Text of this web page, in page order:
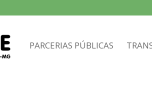
PARCERIAS PÚBLICAS